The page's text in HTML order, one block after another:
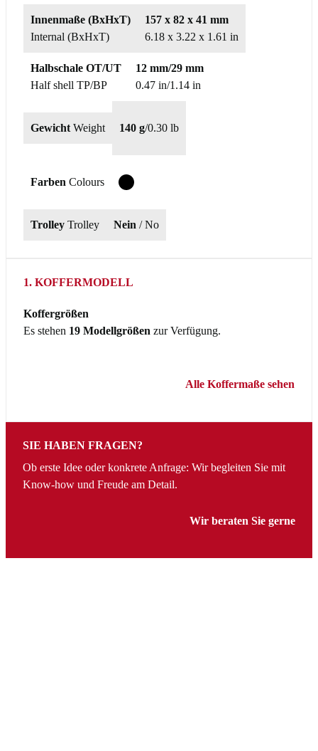
Innenmaße (BxHxT)
Internal (BxHxT)
157 x 82 x 41 mm
6.18 x 3.22 x 1.61 in
Halbschale OT/UT
Half shell TP/BP
12 mm/29 mm
0.47 in/1.14 in
Gewicht Weight 140 g/0.30 lb
Farben Colours
Trolley Trolley Nein / No
1. KOFFERMODELL
Koffergrößen
Es stehen 19 Modellgrößen zur Verfügung.
Alle Koffermaße sehen
SIE HABEN FRAGEN?
Ob erste Idee oder konkrete Anfrage: Wir begleiten Sie mit
Know-how und Freude am Detail.
Wir beraten Sie gerne